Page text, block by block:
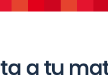
a tu